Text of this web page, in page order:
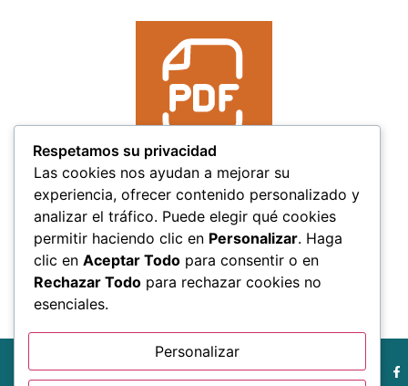
Respetamos su privacidad
Las cookies nos ayudan a mejorar su
experiencia, ofrecer contenido personalizado y
analizar el tráfico. Puede elegir qué cookies
permitir haciendo clic en Personalizar. Haga
clic en Aceptar Todo para consentir o en
Rechazar Todo para rechazar cookies no
esenciales.
Personalizar